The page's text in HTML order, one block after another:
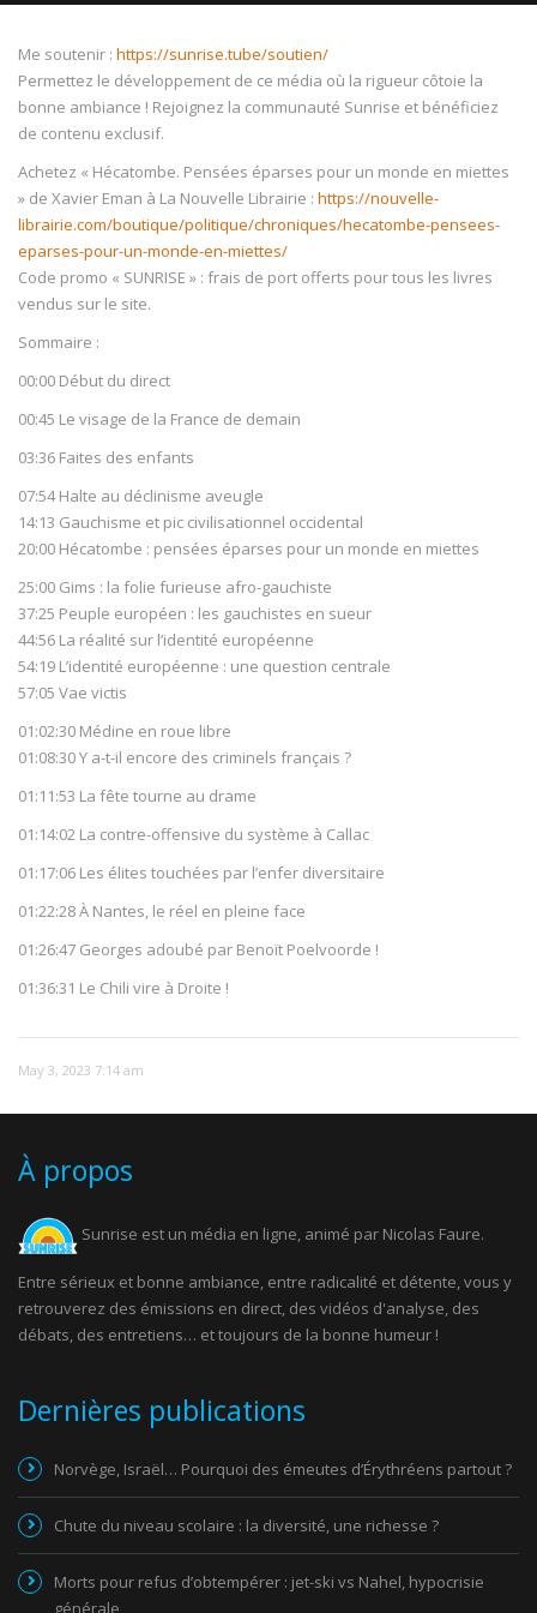
NOW PLAYING
Me soutenir : https://sunrise.tube/soutien/
Permettez le développement de ce média où la rigueur côtoie la
bonne ambiance ! Rejoignez la communauté Sunrise et bénéficiez
de contenu exclusif.
Achetez « Hécatombe. Pensées éparses pour un monde en miettes
» de Xavier Eman à La Nouvelle Librairie : https://nouvelle-
librairie.com/boutique/politique/chroniques/hecatombe-pensees-
eparses-pour-un-monde-en-miettes/
Code promo « SUNRISE » : frais de port offerts pour tous les livres
vendus sur le site.
Sommaire :
00:00 Début du direct
00:45 Le visage de la France de demain
03:36 Faites des enfants
07:54 Halte au déclinisme aveugle
14:13 Gauchisme et pic civilisationnel occidental
20:00 Hécatombe : pensées éparses pour un monde en miettes
25:00 Gims : la folie furieuse afro-gauchiste
37:25 Peuple européen : les gauchistes en sueur
44:56 La réalité sur l’identité européenne
54:19 L’identité européenne : une question centrale
57:05 Vae victis
01:02:30 Médine en roue libre
01:08:30 Y a-t-il encore des criminels français ?
01:11:53 La fête tourne au drame
01:14:02 La contre-offensive du système à Callac
01:17:06 Les élites touchées par l’enfer diversitaire
01:22:28 À Nantes, le réel en pleine face
01:26:47 Georges adoubé par Benoït Poelvoorde !
01:36:31 Le Chili vire à Droite !
May 3, 2023 7:14 am
À propos
Sunrise est un média en ligne, animé par Nicolas Faure.
Entre sérieux et bonne ambiance, entre radicalité et détente, vous y
retrouverez des émissions en direct, des vidéos d'analyse, des
débats, des entretiens… et toujours de la bonne humeur !
Dernières publications
Norvège, Israël… Pourquoi des émeutes d’Érythréens partout ?
Chute du niveau scolaire : la diversité, une richesse ?
Morts pour refus d’obtempérer : jet-ski vs Nahel, hypocrisie
générale